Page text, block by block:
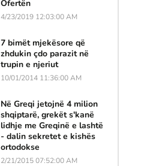
Ofertën
4/23/2019 12:03:00 AM
7 bimët mjekësore që
zhdukin çdo parazit në
trupin e njeriut
10/01/2014 11:36:00 AM
Në Greqi jetojnë 4 milion
shqiptarë, grekët s'kanë
lidhje me Greqinë e lashtë
- dalin sekretet e kishës
ortodokse
2/21/2015 07:52:00 AM